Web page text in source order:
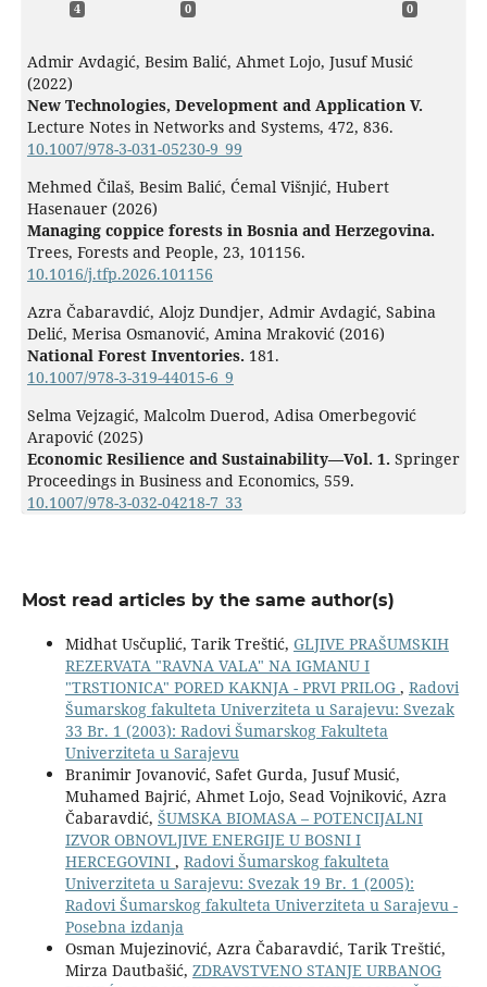
4 0 0
Admir Avdagić, Besim Balić, Ahmet Lojo, Jusuf Musić
(2022)
New Technologies, Development and Application V.
Lecture Notes in Networks and Systems, 472, 836.
10.1007/978-3-031-05230-9_99
Mehmed Čilaš, Besim Balić, Ćemal Višnjić, Hubert
Hasenauer (2026)
Managing coppice forests in Bosnia and Herzegovina.
Trees, Forests and People, 23, 101156.
10.1016/j.tfp.2026.101156
Azra Čabaravdić, Alojz Dundjer, Admir Avdagić, Sabina
Delić, Merisa Osmanović, Amina Mraković (2016)
National Forest Inventories. 181.
10.1007/978-3-319-44015-6_9
Selma Vejzagić, Malcolm Duerod, Adisa Omerbegović
Arapović (2025)
Economic Resilience and Sustainability—Vol. 1. Springer
Proceedings in Business and Economics, 559.
10.1007/978-3-032-04218-7_33
Most read articles by the same author(s)
Midhat Usčuplić, Tarik Treštić, GLJIVE PRAŠUMSKIH
REZERVATA "RAVNA VALA" NA IGMANU I
"TRSTIONICA" PORED KAKNJA - PRVI PRILOG , Radovi
Šumarskog fakulteta Univerziteta u Sarajevu: Svezak
33 Br. 1 (2003): Radovi Šumarskog Fakulteta
Univerziteta u Sarajevu
Branimir Jovanović, Safet Gurda, Jusuf Musić,
Muhamed Bajrić, Ahmet Lojo, Sead Vojniković, Azra
Čabaravdić, ŠUMSKA BIOMASA – POTENCIJALNI
IZVOR OBNOVLJIVE ENERGIJE U BOSNI I
HERCEGOVINI , Radovi Šumarskog fakulteta
Univerziteta u Sarajevu: Svezak 19 Br. 1 (2005):
Radovi Šumarskog fakulteta Univerziteta u Sarajevu -
Posebna izdanja
Osman Mujezinović, Azra Čabaravdić, Tarik Treštić,
Mirza Dautbašić, ZDRAVSTVENO STANJE URBANOG